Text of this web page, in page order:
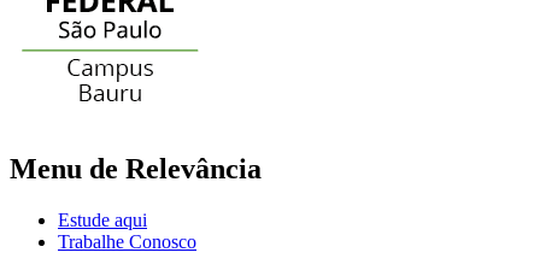
Menu de Relevância
Estude aqui
Trabalhe Conosco